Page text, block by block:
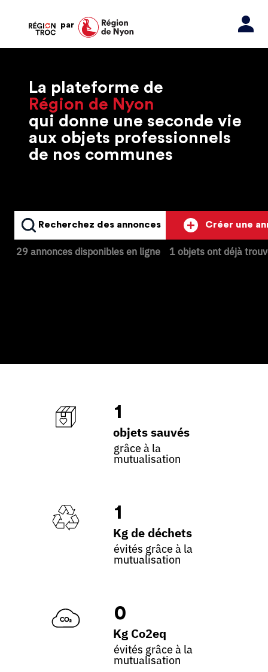
par
La plateforme de
Région de Nyon
qui donne une seconde vie
aux objets professionnels
de nos communes
Recherchez des annonces
29 annonces disponibles en ligne
Créer une
1 objets ont déjà
1
objets sauvés
grâce à la
mutualisation
1
Kg de déchets
évités grâce à la
mutualisation
0
Kg Co2eq
évités grâce à la
mutualisation